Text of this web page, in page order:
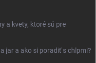
a kvety, ktoré sú pre
jar a ako si poradiť s chlpmi?